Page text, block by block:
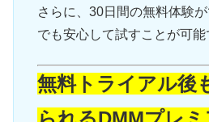
さらに、30日間の無料体験
でも安心して試すことが可能
無料トライアル後